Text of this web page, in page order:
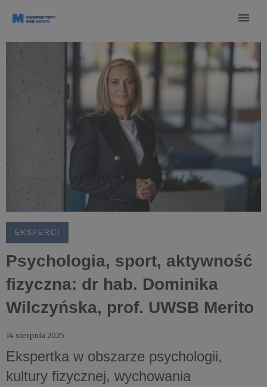
EKSPERCI
Psychologia, sport, aktywność
fizyczna: dr hab. Dominika
Wilczyńska, prof. UWSB Merito
14 sierpnia 2025
Ekspertka w obszarze psychologii,
kultury fizycznej, wychowania